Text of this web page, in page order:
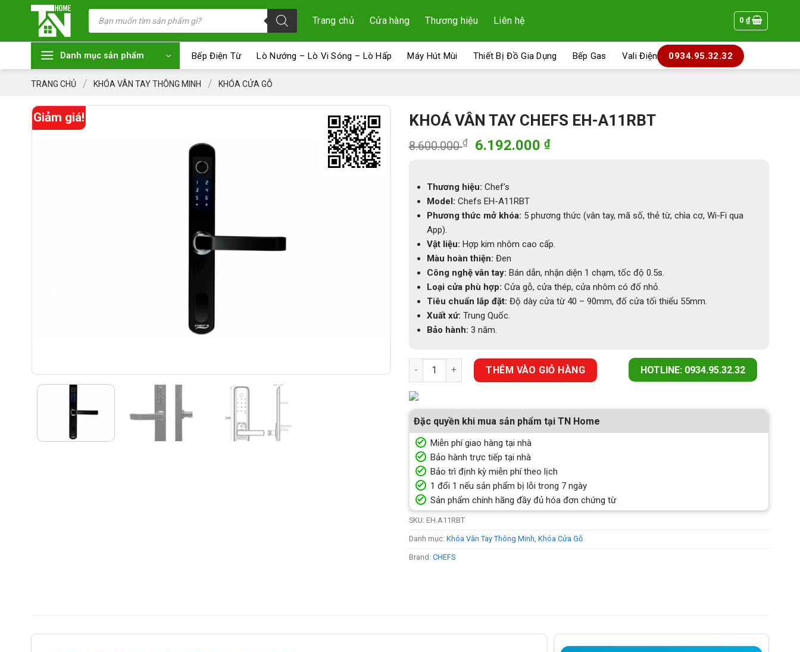
Tìm
kiếm
phẩm
Trang chủ Cửa hàng Thương hiệu Liên hệ 0 ₫
Danh mục sản phẩm Bếp Điện Từ Lò Nướng – Lò Vi Sóng – Lò Hấp Máy Hút Mùi Thiết Bị Đồ Gia Dụng Bếp Gas Vali Điện 0934.95.32.32
TRANG CHỦ / KHÓA VÂN TAY THÔNG MINH / KHÓA CỬA GỖ
Giảm giá! KHOÁ VÂN TAY CHEFS EH-A11RBT
8.600.000₫
Giá
8.600.000 ₫.
6.192.000 ₫Giá
Thương hiệu: Chef’s
Model: Chefs EH-A11RBT
Phương thức mở khóa: 5 phương thức (vân tay, mã số, thẻ từ, chìa cơ, Wi-Fi qua
App).
Vật liệu: Hợp kim nhôm cao cấp.
Màu hoàn thiện: Đen
Công nghệ vân tay: Bán dẫn, nhận diện 1 chạm, tốc độ 0.5s.
Loại cửa phù hợp: Cửa gỗ, cửa thép, cửa nhôm có đố nhỏ.
Tiêu chuẩn lắp đặt: Độ dày cửa từ 40 – 90mm, đố cửa tối thiểu 55mm.
Xuất xứ: Trung Quốc.
Bảo hành: 3 năm.
KHOÁ VÂN TAY CHEFS EH-A11RBT số lượng
THÊM VÀO GIỎ HÀNG HOTLINE: 0934.95.32.32
Đặc quyền khi mua sản phẩm tại TN Home
Miễn phí giao hàng tại nhà
Bảo hành trực tiếp tại nhà
Bảo trì định kỳ miễn phí theo lịch
1 đổi 1 nếu sản phẩm bị lỗi trong 7 ngày
Sản phẩm chính hãng đầy đủ hóa đơn chứng từ
SKU: EH.A11RBT
Danh mục: Khóa Vân Tay Thông Minh Khóa Cửa Gỗ
Brand: CHEFS